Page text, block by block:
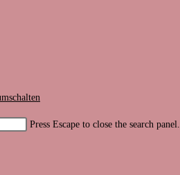
Press Escape to close the search panel.